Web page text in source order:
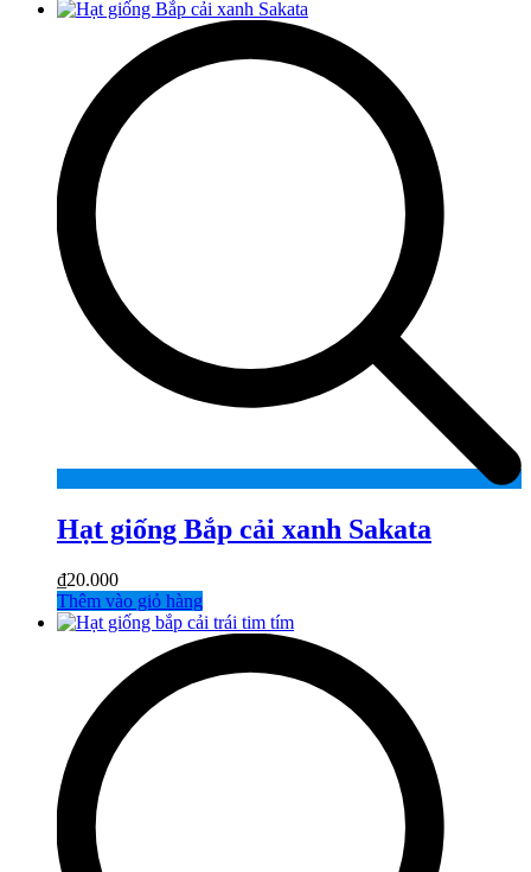
Hạt giống Bắp cải xanh Sakata
₫20.000
Thêm vào giỏ hàng